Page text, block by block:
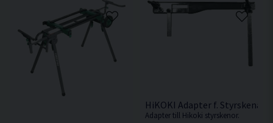
HiKOKI Adapter f. Styrskena
Adapter till Hikoki styrskenor.